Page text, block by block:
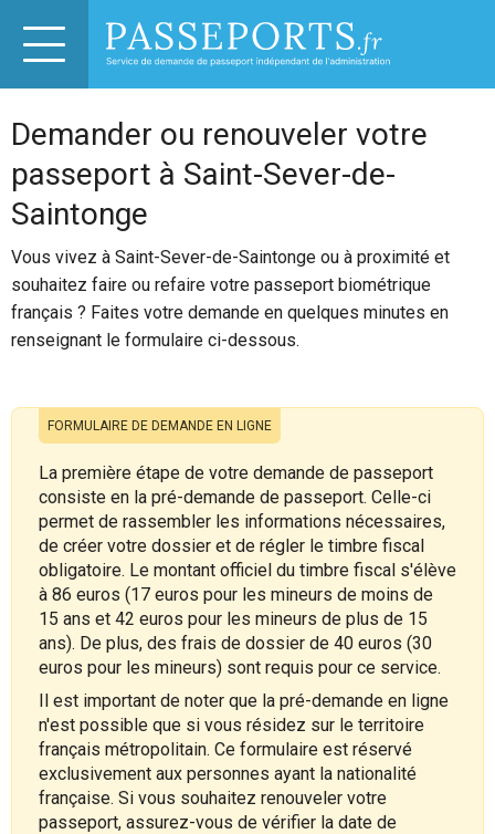
Demander ou renouveler votre
passeport à Saint-Sever-de-
Saintonge
Vous vivez à Saint-Sever-de-Saintonge ou à proximité et
souhaitez faire ou refaire votre passeport biométrique
français ? Faites votre demande en quelques minutes en
renseignant le formulaire ci-dessous.
FORMULAIRE DE DEMANDE EN LIGNE
La première étape de votre demande de passeport
consiste en la pré-demande de passeport. Celle-ci
permet de rassembler les informations nécessaires,
de créer votre dossier et de régler le timbre fiscal
obligatoire. Le montant officiel du timbre fiscal s'élève
à 86 euros (17 euros pour les mineurs de moins de
15 ans et 42 euros pour les mineurs de plus de 15
ans). De plus, des frais de dossier de 40 euros (30
euros pour les mineurs) sont requis pour ce service.
Il est important de noter que la pré-demande en ligne
n'est possible que si vous résidez sur le territoire
français métropolitain. Ce formulaire est réservé
exclusivement aux personnes ayant la nationalité
française. Si vous souhaitez renouveler votre
passeport, assurez-vous de vérifier la date de